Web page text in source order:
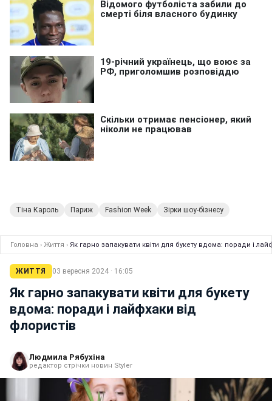
Тіна Кароль Париж Fashion Week Зірки шоу-бізнесу
Головна › Життя › Як гарно запакувати квіти для букету вдома: поради і
ЖИТТЯ 03 вересня 2024 · 16:05
Як гарно запакувати квіти для букету
вдома: поради і лайфхаки від
флористів
Людмила Рябухіна
редактор стрічки новин Styler